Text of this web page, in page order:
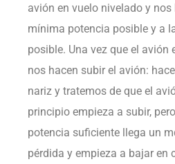
avión en vuelo nivelado y
mínima potencia posible y a
posible. Una vez que el avión
nos hacen subir el avión:
nariz y tratemos de que el
principio empieza a subir,
potencia suficiente llega un
pérdida y empieza a bajar en